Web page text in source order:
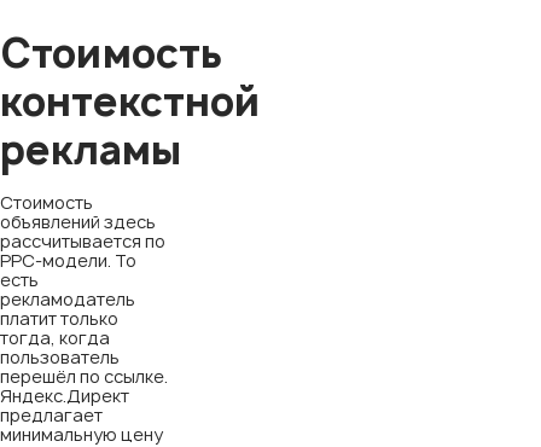
Стоимость
контекстной
рекламы
Стоимость
объявлений здесь
рассчитывается по
РРС-модели. То
есть
рекламодатель
платит только
тогда, когда
пользователь
перешёл по ссылке.
Яндекс.Директ
предлагает
минимальную цену